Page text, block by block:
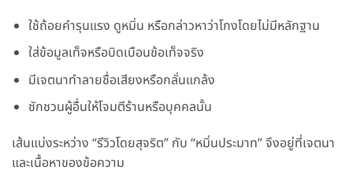
ใช้ถ้อยคำรุนแรง ดูหมิ่น หรือกล่าวหาว่าโกงโดยไม่มีหลักฐาน
ใส่ข้อมูลเท็จหรือบิดเบือนข้อเท็จจริง
มีเจตนาทำลายชื่อเสียงหรือกลั่นแกล้ง
ชักชวนผู้อื่นให้โจมตีร้านหรือบุคคลนั้น
เส้นแบ่งระหว่าง “รีวิวโดยสุจริต” กับ “หมิ่นประมาท” จึงอยู่ที่เจตนา
และเนื้อหาของข้อความ